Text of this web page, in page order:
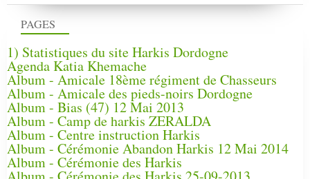
PAGES
1) Statistiques du site Harkis Dordogne
Agenda Katia Khemache
Album - Amicale 18ème régiment de Chasseurs
Album - Amicale des pieds-noirs Dordogne
Album - Bias (47) 12 Mai 2013
Album - Camp de harkis ZERALDA
Album - Centre instruction Harkis
Album - Cérémonie Abandon Harkis 12 Mai 2014
Album - Cérémonie des Harkis